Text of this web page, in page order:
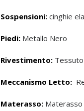
Sospensioni: cinghie
Piedi: Metallo Nero
Rivestimento: Tessuto
Meccanismo Letto:
Materasso: